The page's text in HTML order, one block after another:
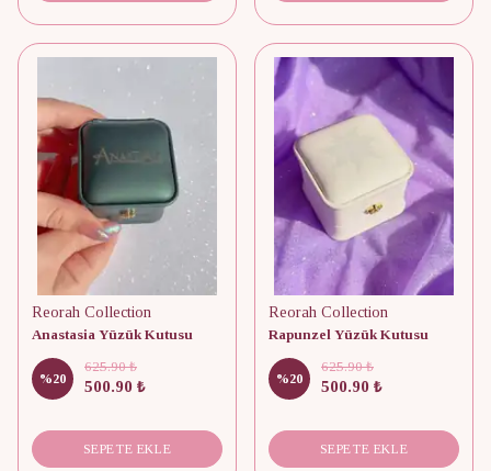
Reorah Collection
Anastasia Yüzük Kutusu
%20
625.90 ₺
500.90 ₺
SEPETE EKLE
Reorah Collection
Rapunzel Yüzük Kutusu
%20
625.90 ₺
500.90 ₺
SEPETE EKLE